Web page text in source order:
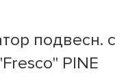
подвесн. с
PINE